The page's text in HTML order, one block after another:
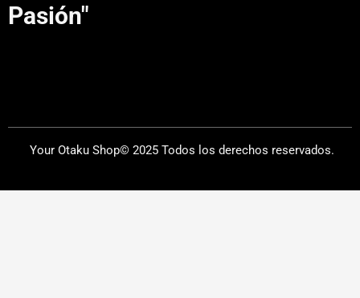
Pasión"
Your Otaku Shop© 2025 Todos los derechos reservados.